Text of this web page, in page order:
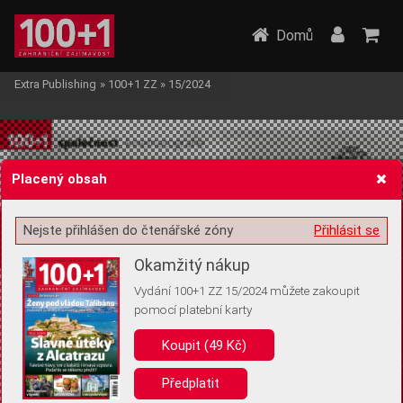
Žádost o souhlas s ukládáním volitelných informací
Pro základní fungování webu nepotřebujeme ukládat žádné informace
(tzv. cookies apod.). Rádi bychom vás ale požádali o souhlas s
uložením volitelných informací:
Anonymní unikátní ID
Domů
Extra Publishing » 100+1 ZZ » 15/2024
Placený obsah
Přihlásit se
Nejste přihlášen do čtenářské zóny
Okamžitý nákup
Vydání 100+1 ZZ 15/2024 můžete zakoupit
pomocí platební karty
Koupit (49 Kč)
Předplatit